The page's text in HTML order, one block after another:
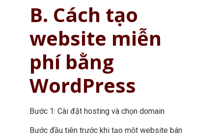
B. Cách tạo
website miễn
phí bằng
WordPress
Bước 1: Cài đặt hosting và chọn domain
Bước đầu tiên trước khi tạo một website bán